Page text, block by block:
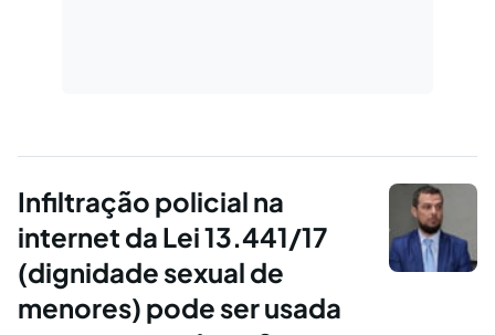
Infiltração policial na
internet da Lei 13.441/17
(dignidade sexual de
menores) pode ser usada